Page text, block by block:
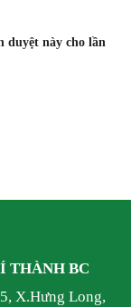
duyệt này cho lần
THÀNH BC
X.Hưng Long,